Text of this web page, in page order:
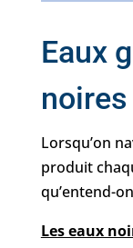
Eaux
noires
Lorsqu’on
produit
qu’entend-
Les eaux